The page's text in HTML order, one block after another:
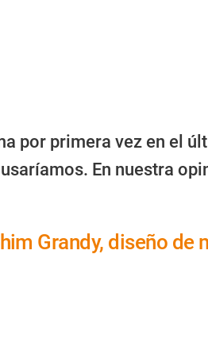
por primera vez en el
En nuestra
Grandy, diseño de